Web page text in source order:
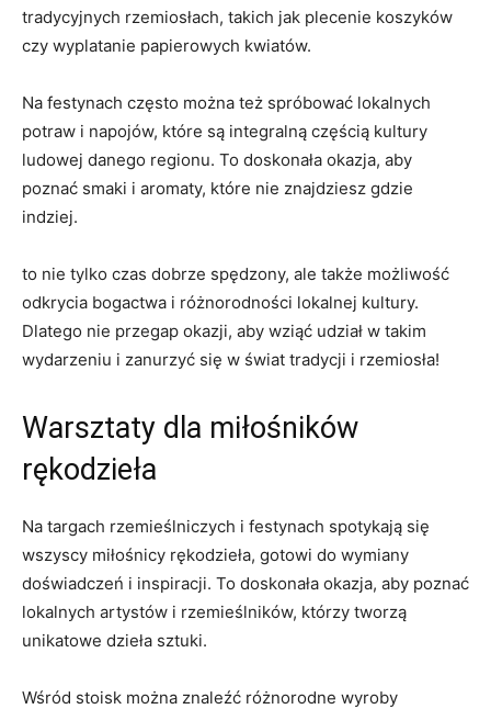
tradycyjnych​ rzemiosłach, takich jak plecenie koszyków
czy wyplatanie papierowych kwiatów.
Na festynach często można też spróbować lokalnych
⁣potraw i napojów, które są integralną częścią kultury
ludowej danego⁤ regionu. To doskonała okazja, aby
poznać smaki i aromaty, które nie ⁣znajdziesz gdzie
indziej.
to nie⁤ tylko czas dobrze spędzony, ale także możliwość
odkrycia bogactwa i ‌różnorodności lokalnej kultury.
Dlatego nie‌ przegap okazji, aby wziąć udział w takim
wydarzeniu i zanurzyć się w świat tradycji i rzemiosła!
Warsztaty dla miłośników
rękodzieła
Na targach rzemieślniczych i festynach spotykają się
⁤wszyscy miłośnicy rękodzieła, gotowi do ⁤wymiany
doświadczeń i inspiracji. To doskonała okazja, aby poznać
lokalnych artystów i rzemieślników, którzy⁣ tworzą
unikatowe dzieła sztuki.
Wśród stoisk można znaleźć różnorodne wyroby